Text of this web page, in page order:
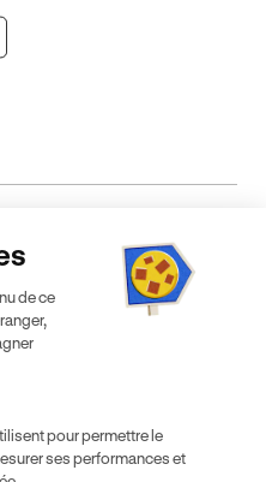
Politique de confidentialité
offres
de formules que vous
Conditions Générales de
de ce
pour permettre le
ses performances et